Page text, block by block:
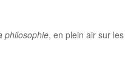
philosophie, en plein air sur